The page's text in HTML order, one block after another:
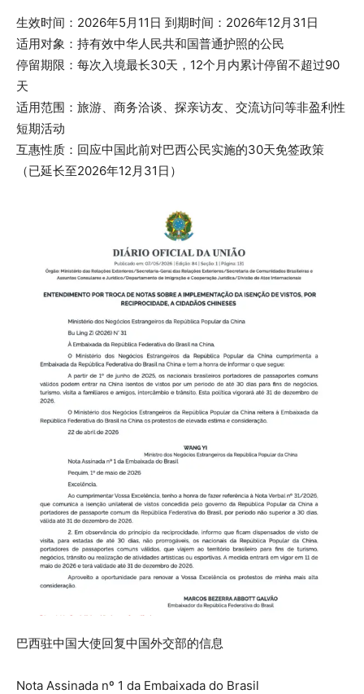
生效时间：2026年5月11日 到期时间：2026年12月31日
适用对象：持有效中华人民共和国普通护照的公民
停留期限：每次入境最长30天，12个月内累计停留不超过90
天
适用范围：旅游、商务洽谈、探亲访友、交流访问等非盈利性
短期活动
互惠性质：回应中国此前对巴西公民实施的30天免签政策
（已延长至2026年12月31日）
巴西驻中国大使回复中国外交部的信息
Nota Assinada nº 1 da Embaixada do Brasil